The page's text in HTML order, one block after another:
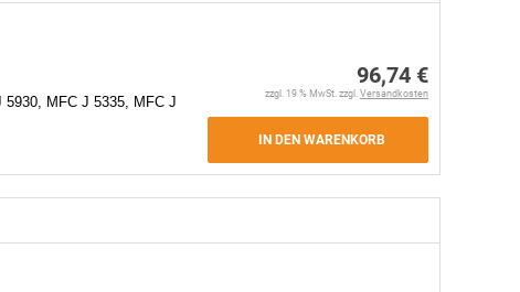
MFC J 5335, MFC J
96,74 €
zzgl. 19 % MwSt. zzgl. Versandkosten
IN DEN WARENKORB